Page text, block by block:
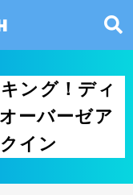
ング！ディ
ーバーゼア
イン